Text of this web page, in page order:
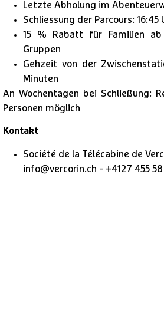
Letzte Abholung im
Schliessung der Parcours: 16:45
15 % Rabatt für Familien ab
Gruppen
Gehzeit von der
Minuten
An Wochentagen bei Schließung:
Personen möglich
Kontakt
Société de la Télécabine de
info@vercorin.ch - +4127 455 58